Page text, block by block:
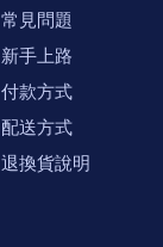
常見問題
新手上路
付款方式
配送方式
退換貨說明